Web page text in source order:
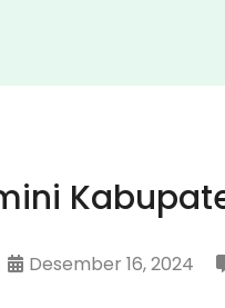
Desember 16, 2024